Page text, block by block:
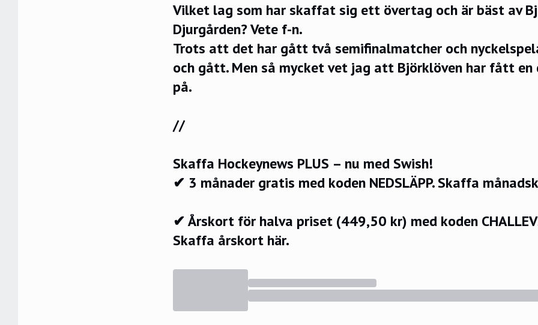
Vilket lag som har skaffat sig ett övertag och är bäst av
Djurgården? Vete f-n.
Trots att det har gått två semifinalmatcher och
och gått. Men så mycket vet jag att Björklöven har fått
på.
//
Skaffa Hockeynews PLUS – nu med Swish!
✔ 3 månader gratis med koden NEDSLÄPP.Skaffa
✔ Årskort för halva priset (449,50 kr) med koden
Skaffa årskort här.